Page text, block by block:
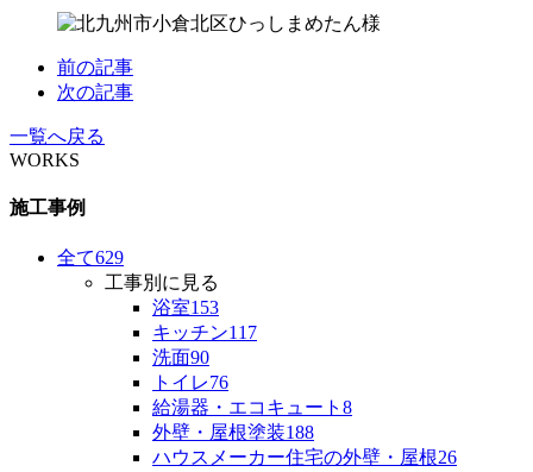
前の記事
次の記事
一覧へ戻る
WORKS
施工事例
全て629
工事別に見る
浴室153
キッチン117
洗面90
トイレ76
給湯器・エコキュート 8
外壁・屋根塗装188
ハウスメーカー住宅の外壁・屋根26